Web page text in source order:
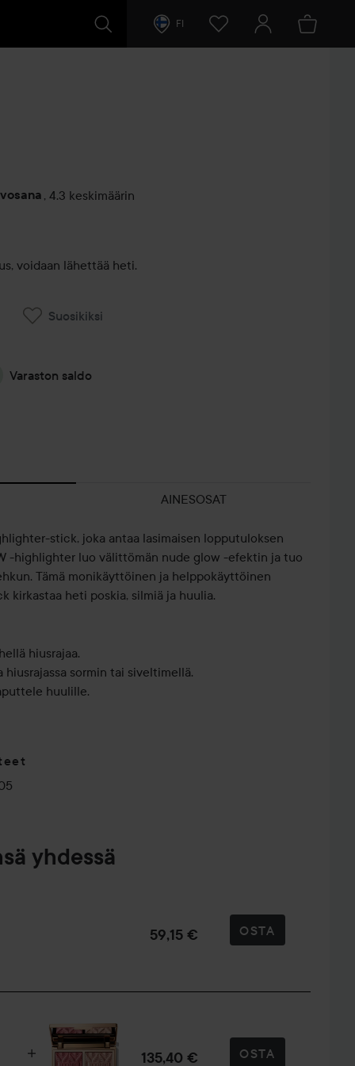
FI
JOS MINUN
TÄYTYY
VALITA...
IMPROVISOITU
, 4.3 keskimäärin
voidaan lähettää heti.
Suosikiksi
Varaston saldo
AINESOSAT
stick, joka antaa lasimaisen lopputuloksen
-highlighter luo välittömän nude glow -efektin ja tuo
Tämä monikäyttöinen ja helppokäyttöinen
kirkastaa heti poskia, silmiä ja huulia.
hiusrajaa.
hiusrajassa sormin tai siveltimellä.
huulille.
yhdessä
59,15 € OSTA
135,40 € OSTA